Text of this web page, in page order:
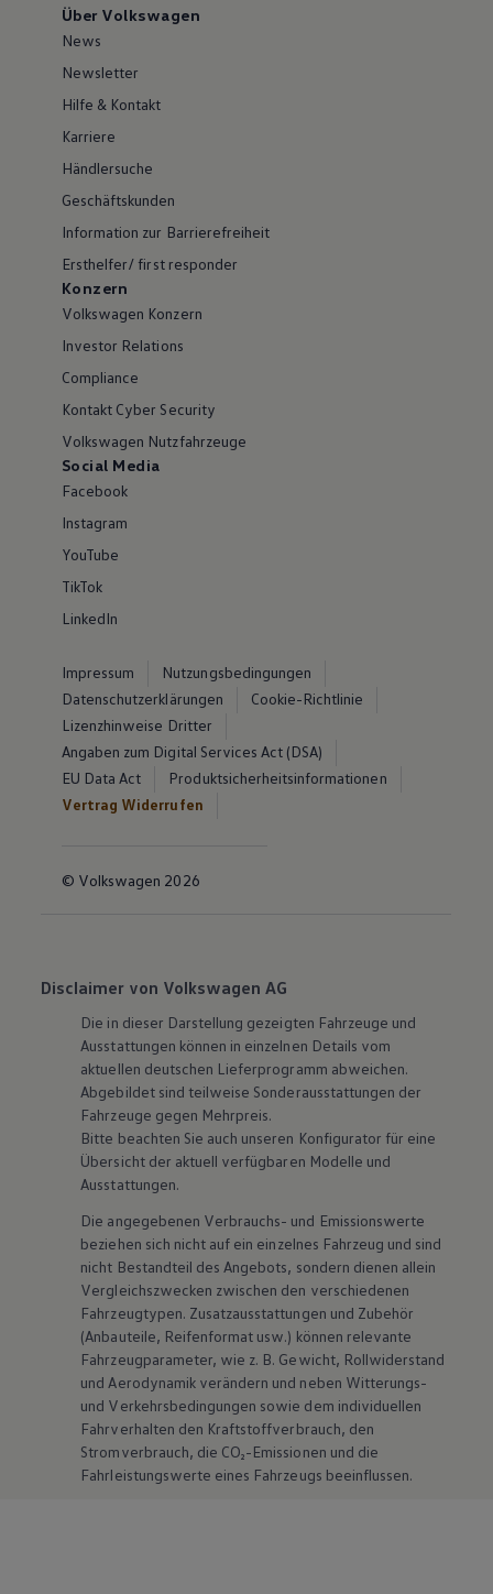
Über Volkswagen
News
Newsletter
Hilfe & Kontakt
Karriere
Händlersuche
Geschäftskunden
Information zur Barrierefreiheit
Ersthelfer/ first responder
Konzern
Volkswagen Konzern
Investor Relations
Compliance
Kontakt Cyber Security
Volkswagen Nutzfahrzeuge
Social Media
Facebook
Instagram
YouTube
TikTok
LinkedIn
Impressum
Nutzungsbedingungen
Datenschutzerklärungen
Cookie-Richtlinie
Lizenzhinweise Dritter
Angaben zum Digital Services Act (DSA)
EU Data Act
Produktsicherheitsinformationen
Vertrag Widerrufen
© Volkswagen 2026
Disclaimer von Volkswagen AG
Die in dieser Darstellung gezeigten Fahrzeuge und
Ausstattungen können in einzelnen Details vom
aktuellen deutschen Lieferprogramm abweichen.
Abgebildet sind teilweise Sonderausstattungen der
Fahrzeuge gegen Mehrpreis.
Bitte beachten Sie auch unseren Konfigurator für eine
Übersicht der aktuell verfügbaren Modelle und
Ausstattungen.
Die angegebenen Verbrauchs- und Emissionswerte
beziehen sich nicht auf ein einzelnes Fahrzeug und sind
nicht Bestandteil des Angebots, sondern dienen allein
Vergleichszwecken zwischen den verschiedenen
Fahrzeugtypen. Zusatzausstattungen und Zubehör
(Anbauteile, Reifenformat usw.) können relevante
Fahrzeugparameter, wie z. B. Gewicht, Rollwiderstand
und Aerodynamik verändern und neben Witterungs-
und Verkehrsbedingungen sowie dem individuellen
Fahrverhalten den Kraftstoffverbrauch, den
Stromverbrauch, die CO₂-Emissionen und die
Fahrleistungswerte eines Fahrzeugs beeinflussen.